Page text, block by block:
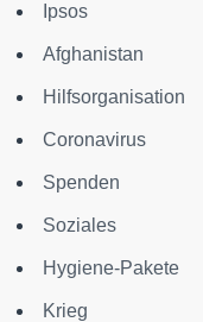
Ipsos
Afghanistan
Hilfsorganisation
Coronavirus
Spenden
Soziales
Hygiene-Pakete
Krieg